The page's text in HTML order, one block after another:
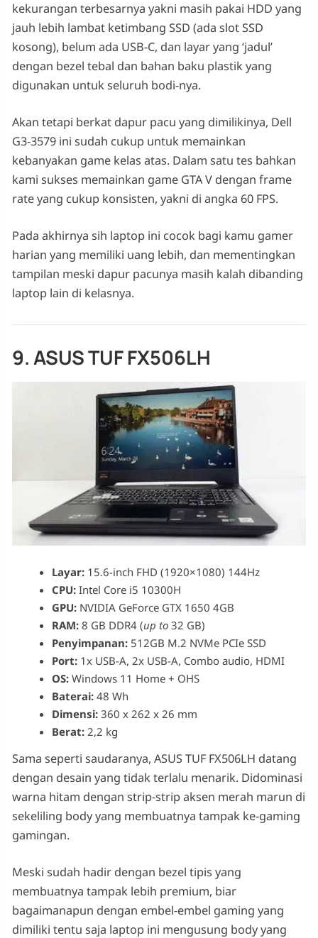
kekurangan terbesarnya yakni masih pakai HDD yang
jauh lebih lambat ketimbang SSD (ada slot SSD
kosong), belum ada USB-C, dan layar yang ‘jadul’
dengan bezel tebal dan bahan baku plastik yang
digunakan untuk seluruh bodi-nya.
Akan tetapi berkat dapur pacu yang dimilikinya, Dell
G3-3579 ini sudah cukup untuk memainkan
kebanyakan game kelas atas. Dalam satu tes bahkan
kami sukses memainkan game GTA V dengan frame
rate yang cukup konsisten, yakni di angka 60 FPS.
Pada akhirnya sih laptop ini cocok bagi kamu gamer
harian yang memiliki uang lebih, dan mementingkan
tampilan meski dapur pacunya masih kalah dibanding
laptop lain di kelasnya.
9. ASUS TUF FX506LH
Layar: 15.6-inch FHD (1920×1080) 144Hz
CPU:Intel Core i5 10300H
GPU: NVIDIA GeForce GTX 1650 4GB
RAM: 8 GB DDR4 (up to32 GB)
Penyimpanan:512GB M.2 NVMe PCIe SSD
Port:1x USB-A, 2x USB-A, Combo audio, HDMI
OS:Windows 11 Home + OHS
Baterai:48 Wh
Dimensi:360 x 262 x 26 mm
Berat:2,2 kg
Sama seperti saudaranya, ASUS TUF FX506LH datang
dengan desain yang tidak terlalu menarik. Didominasi
warna hitam dengan strip-strip aksen merah marun di
sekeliling body yang membuatnya tampak ke-gaming
gamingan.
Meski sudah hadir dengan bezel tipis yang
membuatnya tampak lebih premium, biar
bagaimanapun dengan embel-embel gaming yang
dimiliki tentu saja laptop ini mengusung body yang